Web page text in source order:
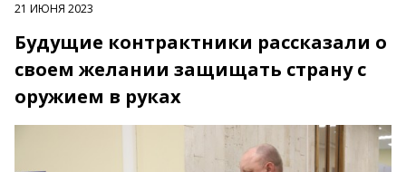
21 ИЮНЯ 2023
Будущие контрактники рассказали о
своем желании защищать страну с
оружием в руках